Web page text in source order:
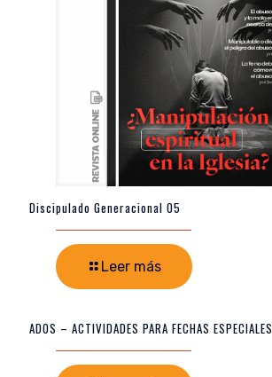
Discipulado Generacional 05
Leer más
ADOS – ACTIVIDADES PARA FECHAS ESPECIALES